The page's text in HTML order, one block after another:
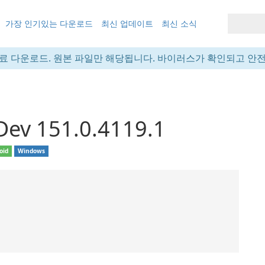
가장 인기있는 다운로드 최신 업데이트 최신 소식
다운로드. 원본 파일만 해당됩니다. 바이러스가 확인되고 안
151.0.4119.1
Windows